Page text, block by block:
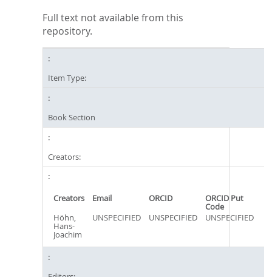
Full text not available from this
repository.
Item Type:
Book Section
Creators:
Creators Email ORCID ORCID Put
Code
Höhn,
Hans-
Joachim
UNSPECIFIED UNSPECIFIED UNSPECIFIED